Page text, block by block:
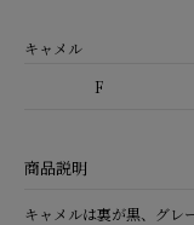
キャメル
F
商品説明
キャメルは裏が黒、グレ